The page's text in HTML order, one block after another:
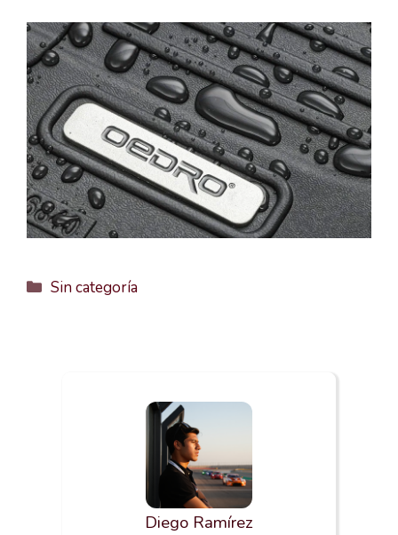
Categorías
Sin categoría
Diego Ramírez